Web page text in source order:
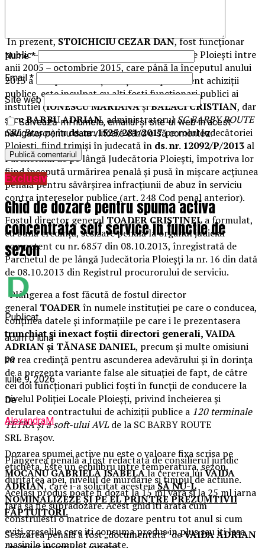
În prezent,STOICHICIU CEZAR DAN, fost funcționar
public – polițist local în cadrul Poliției Locale Ploiești între
anii 2005 – octombrie 2015, care până la începutul anului
2013 a îndeplinit funcția de șef Compartiment achiziții
publice, este inculpat cu alți foști funcționari publici ai
instutiei (IONESCU MARIANAșiBALACI CRISTIAN, dar
şi cuBARBU ADRIAN, administratorulSC BARBY ROUTE
SRL Brașov) înds. nr. 1525/281/2017pe rolul Judecătoriei
Ploiești, fiind trimiși în judecată în ds. nr. 12092/P/2013 al
Parchetului de pe lângă Judecătoria Ploiești, împotriva lor
fiind începută urmărirea penală și pusă în mișcare acțiunea
penală pentru săvârșirea infracțiunii de abuz în serviciu
contra intereselor publice (art. 248 Cod penal anterior).
Fostul director general TOADER CRISTINEL a formulat,
cu bună credință, sesizare penală la organul judiciar
competent cu nr. 6857 din 08.10.2013, înregistrată de
Parchetul de pe lângă Judecătoria Ploieșți la nr. 16 din dată
de 08.10.2013 din Registrul procurorului de serviciu.
Plângerea a fost făcută de fostul director
general TOADERîn numele instituției pe care o conducea,
conținea datele și informațiile pe care i le prezentasera
trunchiat și inexactfoștii directori generali, VAIDA
ADRIAN și TĂNASE DANIEL, precum și multe omisiuni
cu rea credință pentru ascunderea adevărului și în dorința
de a prezenta variante false ale situației de fapt, de către
cei doi funcționari publici foști în funcții de conducere la
nivelul Poliției Locale Ploieșți, privind încheierea și
derularea contractului de achiziții publice a 120 terminale
TETRA și a soft-ului AVL de la SC BARBY ROUTE
SRL Brașov.
Plângerea penală a fost redactată de consilierul juridic
MOCANU GABRIELA ISABELAla cererea luiVAIDA
ADRIAN, care i-a solicitat acesteiaSĂ NU-L
NOMINALIZEZE ȘI PE EL PRINTRE PREZUMTIVII
FĂPTUITORI.
Sesizarea penală a fost „documentată” deVAIDA ADRIAN
Nume*
Email*
Site web
Salvează-mi numele, emailul și site-ul web în acest
navigator pentru data viitoare când o să comentez.
Exclusiv
Ghid de dozare pentru spuma activa
concentrata self service in functie de
sezon
Publicat
acum o lună
pe
iulie 9, 2026
De
AlexandraM
Dozarea spumei active nu este o valoare fixa scrisa pe
eticheta. Este un echilibru intre temperatura, sezon,
duritatea apei, nivelul de murdarie si timpul de actiune.
Acelasi produs poate fi dozat la 15 ml vara si la 25 ml iarna
fara sa fie supradozare. Acest ghid iti arata cum
construiesti o matrice de dozare pentru tot anul si cum
eviti greselile care iti consuma produs in plus sau iti lasa
masinile incomplet curatate.